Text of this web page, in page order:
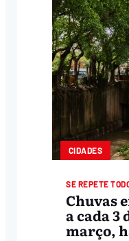
CIDADES
SE REPETE
Chuvas
a cada 3
março,